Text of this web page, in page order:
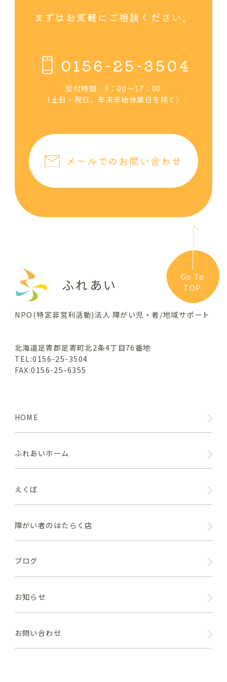
まずはお気軽にご相談ください。
0156-25-3504
受付時間 9：00～17：00
（土日・祝日、年末年始休業日を除く）
メールでのお問い合わせ
Go To
TOP
ふれあい
NPO(特定非営利活動)法人 障がい児・者/地域サポート
北海道足寄郡足寄町北2条4丁目76番地
TEL:0156-25-3504
FAX:0156-25-6355
HOME
ふれあいホーム
えくぼ
障がい者のはたらく店
ブログ
お知らせ
お問い合わせ